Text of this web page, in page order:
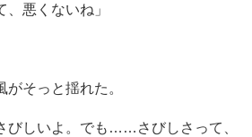
悪くないね」
そっと揺れた。
びしいよ。でも……さびしさって、